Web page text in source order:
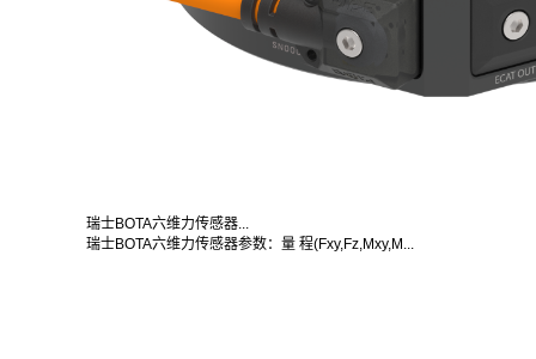
瑞士BOTA六维力传感器...
瑞士BOTA六维力传感器参数：量 程(Fxy,Fz,Mxy,M...